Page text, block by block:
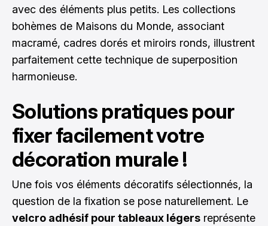
avec des éléments plus petits. Les collections
bohèmes de Maisons du Monde, associant
macramé, cadres dorés et miroirs ronds, illustrent
parfaitement cette technique de superposition
harmonieuse.
Solutions pratiques pour
fixer facilement votre
décoration murale !
Une fois vos éléments décoratifs sélectionnés, la
question de la fixation se pose naturellement. Le
velcro adhésif pour tableaux légers représente